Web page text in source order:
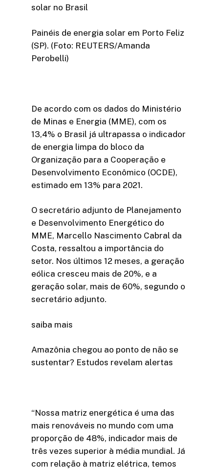
solar no Brasil
Painéis de energia solar em Porto Feliz
(SP). (Foto: REUTERS/Amanda
Perobelli)
De acordo com os dados do Ministério
de Minas e Energia (MME), com os
13,4% o Brasil já ultrapassa o indicador
de energia limpa do bloco da
Organização para a Cooperação e
Desenvolvimento Econômico (OCDE),
estimado em 13% para 2021.
O secretário adjunto de Planejamento
e Desenvolvimento Energético do
MME, Marcello Nascimento Cabral da
Costa, ressaltou a importância do
setor. Nos últimos 12 meses, a geração
eólica cresceu mais de 20%, e a
geração solar, mais de 60%, segundo o
secretário adjunto.
saiba mais
Amazônia chegou ao ponto de não se
sustentar? Estudos revelam alertas
“Nossa matriz energética é uma das
mais renováveis no mundo com uma
proporção de 48%, indicador mais de
três vezes superior à média mundial. Já
com relação à matriz elétrica, temos